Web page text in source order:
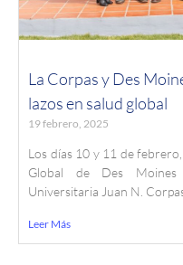
La Corpas y Des
lazos en salud global
19 febrero, 2025
Los días 10 y 11 de
Global de Des
Universitaria Juan N.
Leer Más